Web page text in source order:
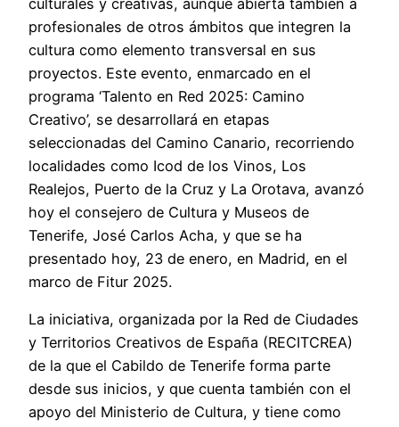
profesionales de otros ámbitos que integren la
cultura como elemento transversal en sus
proyectos. Este evento, enmarcado en el
programa ‘Talento en Red 2025: Camino
Creativo’, se desarrollará en etapas
seleccionadas del Camino Canario, recorriendo
localidades como Icod de los Vinos, Los
Realejos, Puerto de la Cruz y La Orotava, avanzó
hoy el consejero de Cultura y Museos de
Tenerife, José Carlos Acha, y que se ha
presentado hoy, 23 de enero, en Madrid, en el
marco de Fitur 2025.
La iniciativa, organizada por la Red de Ciudades
y Territorios Creativos de España (RECITCREA)
de la que el Cabildo de Tenerife forma parte
desde sus inicios, y que cuenta también con el
apoyo del Ministerio de Cultura, y tiene como